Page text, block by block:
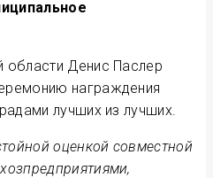
области Денис Паслер
награждения
лучших из лучших.
оценкой совместной